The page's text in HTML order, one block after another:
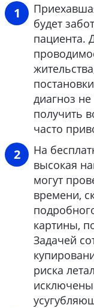
будет
пациента.
диагноз не
получить
часто
На
высокая
могут
времени,
картины,
Задачей
риска